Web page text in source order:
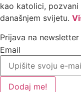
kao katolici,
današnjem svijetu.
Prijava na newsletter
Email
Dodaj me!